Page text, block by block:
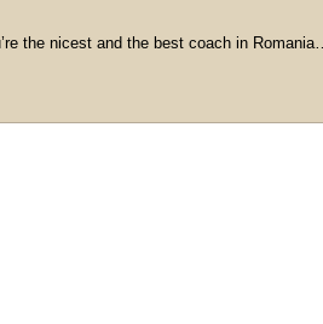
the nicest and the best coach in